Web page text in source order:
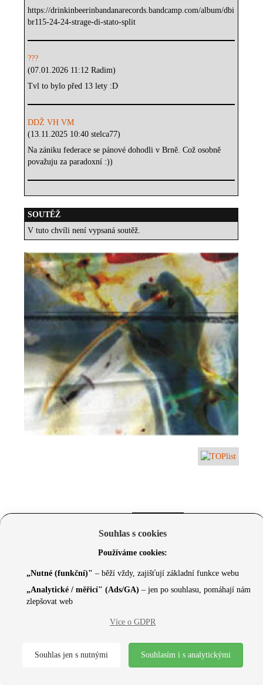
https://drinkinbeerinbandanarecords.bandcamp.com/album/dbi
br115-24-24-strage-di-stato-split
???
(07.01.2026 11:12 Radim)
Tvl to bylo před 13 lety :D
DDŽ VH VM
(13.11.2025 10:40 stelca77)
Na zániku federace se pánové dohodli v Brně. Což osobně
považuju za paradoxní :))
SOUTĚŽ
V tuto chvíli není vypsaná soutěž.
© 2026 Czechcore.cz | Scripted by Sonic (
Souhlas s cookies
Používáme cookies:
„Nutné (funkční)" – běží vždy, zajišťují základní funkce webu
„Analytické / měřicí" (Ads/GA) – jen po souhlasu, pomáhají nám
zlepšovat web
Více o GDPR
Souhlas jen s nutnými Souhlasím i s analytickými